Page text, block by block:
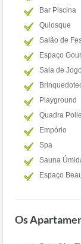
Bar Piscina
Quiosque
Salão de
Espaço
Sala de
Playground
Quadra
Empório
Spa
Sauna
Espaço
Os